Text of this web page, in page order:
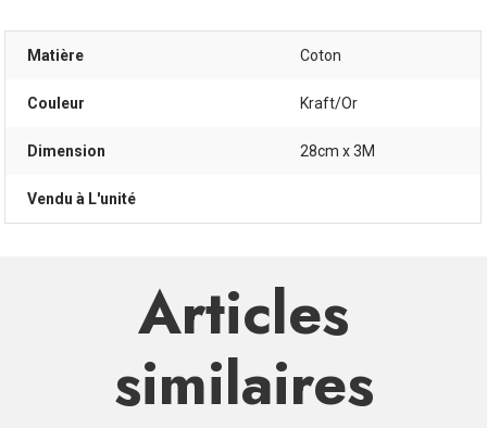
Matière Coton
Couleur Kraft/Or
Dimension 28cm x 3M
Vendu à L'unité
Articles
similaires